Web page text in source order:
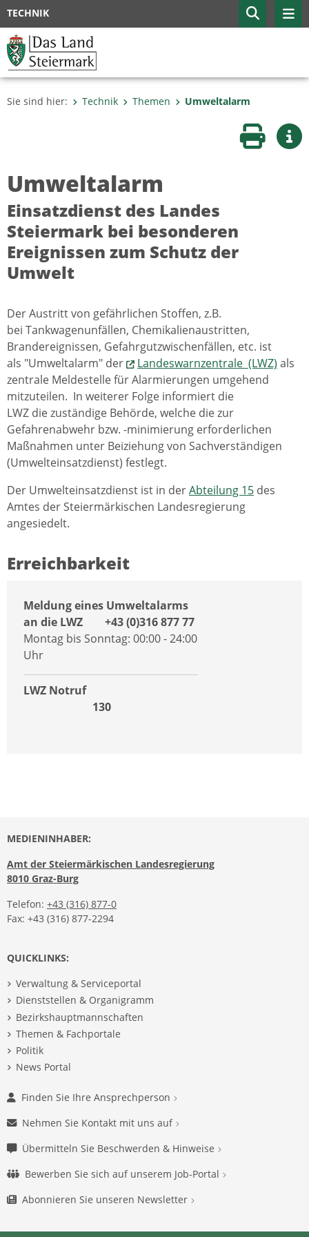
TECHNIK
Sie sind hier: Technik Themen Umweltalarm
Seite
Umweltalarm
Einsatzdienst des Landes
Steiermark bei besonderen
Ereignissen zum Schutz der
Umwelt
Der Austritt von gefährlichen Stoffen, z.B.
bei Tankwagenunfällen, Chemikalienaustritten,
Brandereignissen, Gefahrgutzwischenfällen, etc. ist
als "Umweltalarm" der
Landeswarnzentrale (LWZ) als
zentrale Meldestelle für Alarmierungen umgehend
mitzuteilen. In weiterer Folge informiert die
LWZ die zuständige Behörde, welche die zur
Gefahrenabwehr bzw. -minimierung erforderlichen
Maßnahmen unter Beiziehung von Sachverständigen
(Umwelteinsatzdienst) festlegt.
Der Umwelteinsatzdienst ist in derAbteilung 15 des
Amtes der Steiermärkischen Landesregierung
angesiedelt.
Erreichbarkeit
Meldung eines Umweltalarms
an die LWZ +43 (0)316 877 77
Montag bis Sonntag: 00:00 - 24:00
Uhr
LWZ Notruf
130
MEDIENINHABER:
Amt der Steiermärkischen Landesregierung
8010 Graz-Burg
Telefon: +43 (316) 877-0
Fax: +43 (316) 877-2294
QUICKLINKS:
Verwaltung & Serviceportal
Dienststellen & Organigramm
Bezirkshauptmannschaften
Themen & Fachportale
Politik
News Portal
Finden Sie Ihre Ansprechperson
Nehmen Sie Kontakt mit uns auf
Übermitteln Sie Beschwerden & Hinweise
Bewerben Sie sich auf unserem Job-Portal
Abonnieren Sie unseren Newsletter